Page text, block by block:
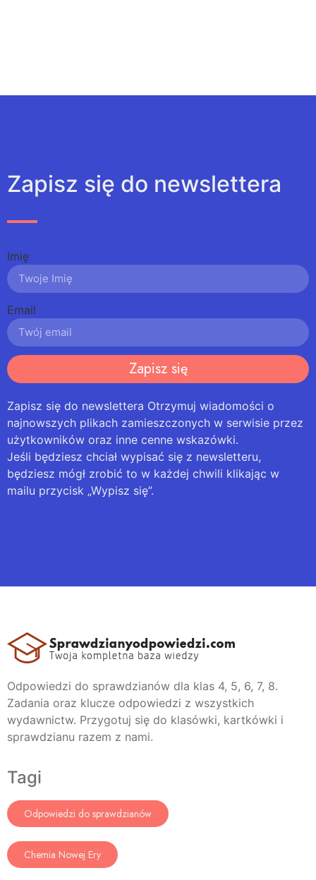
Zapisz się do newslettera
Imię
Email
Zapisz się
Zapisz się do newslettera Otrzymuj wiadomości o
najnowszych plikach zamieszczonych w serwisie przez
użytkowników oraz inne cenne wskazówki.
Jeśli będziesz chciał wypisać się z newsletteru,
będziesz mógł zrobić to w każdej chwili klikając w
mailu przycisk „Wypisz się”.
Odpowiedzi do sprawdzianów dla klas 4, 5, 6, 7, 8.
Zadania oraz klucze odpowiedzi z wszystkich
wydawnictw. Przygotuj się do klasówki, kartkówki i
sprawdzianu razem z nami.
Tagi
Odpowiedzi do sprawdzianów
Chemia Nowej Ery